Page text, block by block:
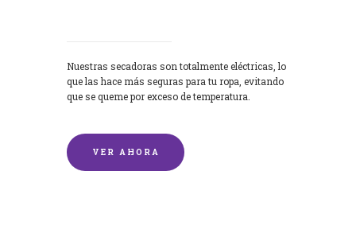
Nuestras secadoras son totalmente eléctricas, lo
que las hace más seguras para tu ropa, evitando
que se queme por exceso de temperatura.
VER AHORA